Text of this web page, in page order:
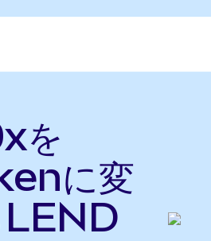
を
に変
LEND